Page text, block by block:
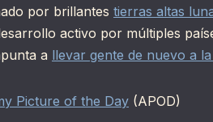
por brillantes tierras altas
activo por múltiples
a llevar gente de nuevo a
Picture of the Day (APOD)